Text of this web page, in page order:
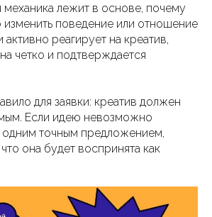
механика лежит в основе, почему
поведение или отношение
реагирует на креатив,
четко и подтверждается
для заявки: креатив должен
Если идею невозможно
точным предложением,
она будет воспринята как